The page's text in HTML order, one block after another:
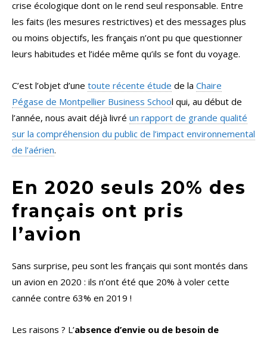
crise écologique dont on le rend seul responsable. Entre
les faits (les mesures restrictives) et des messages plus
ou moins objectifs, les français n’ont pu que questionner
leurs habitudes et l’idée même qu’ils se font du voyage.
C’est l’objet d’une toute récente étude de la Chaire
Pégase de Montpellier Business School qui, au début de
l’année, nous avait déjà livré un rapport de grande qualité
sur la compréhension du public de l’impact environnemental
de l’aérien.
En 2020 seuls 20% des
français ont pris
l’avion
Sans surprise, peu sont les français qui sont montés dans
un avion en 2020 : ils n’ont été que 20% à voler cette
cannée contre 63% en 2019 !
Les raisons ? L’absence d’envie ou de besoin de